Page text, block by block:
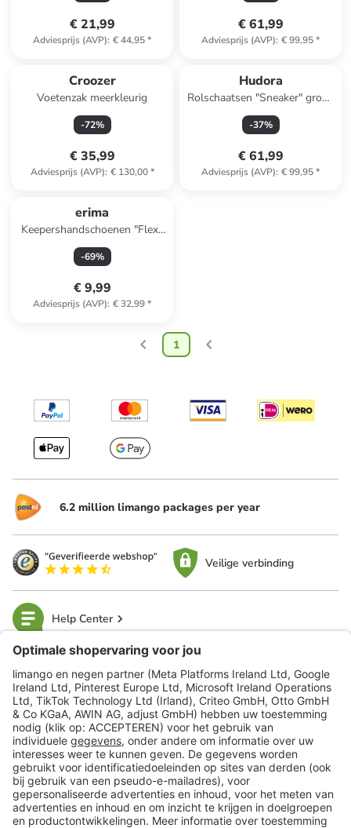
€ 21,99
Adviesprijs (AVP): € 44,95*
€ 61,99
Adviesprijs (AVP): € 99,95*
Croozer
Voetenzak meerkleurig
-72%
€ 35,99
Adviesprijs (AVP): € 130,00*
Hudora
Rolschaatsen "Sneaker" groen
- vanaf 5 jaar
-37%
€ 61,99
Adviesprijs (AVP): € 99,95*
erima
Keepershandschoenen "Flex-
Ray" grijs/blauw
-69%
€ 9,99
Adviesprijs (AVP): € 32,99*
1
6.2 million limango packages per year
Veilige verbinding
Help Center
limango
Veilig winkelen
Klantenservice
Shop
Acties